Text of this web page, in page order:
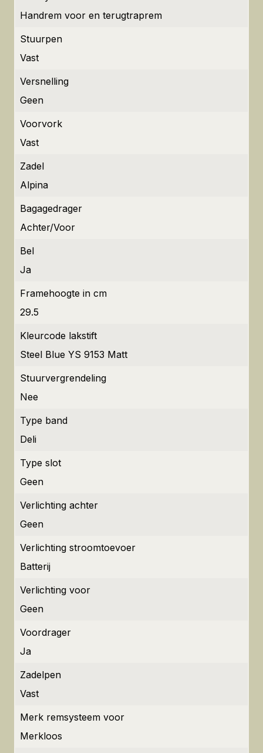
Handrem voor en terugtraprem
Stuurpen
Vast
Versnelling
Geen
Voorvork
Vast
Zadel
Alpina
Bagagedrager
Achter/Voor
Bel
Ja
Framehoogte in cm
29.5
Kleurcode lakstift
Steel Blue YS 9153 Matt
Stuurvergrendeling
Nee
Type band
Deli
Type slot
Geen
Verlichting achter
Geen
Verlichting stroomtoevoer
Batterij
Verlichting voor
Geen
Voordrager
Ja
Zadelpen
Vast
Merk remsysteem voor
Merkloos